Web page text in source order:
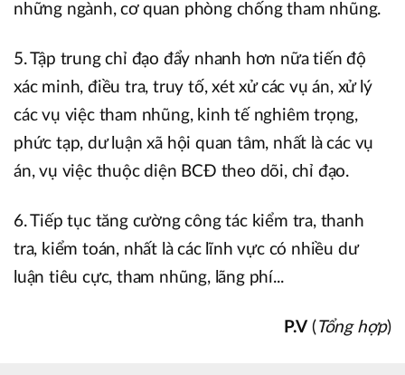
những ngành, cơ quan phòng chống tham nhũng.
5. Tập trung chỉ đạo đẩy nhanh hơn nữa tiến độ
xác minh, điều tra, truy tố, xét xử các vụ án, xử lý
các vụ việc tham nhũng, kinh tế nghiêm trọng,
phức tạp, dư luận xã hội quan tâm, nhất là các vụ
án, vụ việc thuộc diện BCĐ theo dõi, chỉ đạo.
6. Tiếp tục tăng cường công tác kiểm tra, thanh
tra, kiểm toán, nhất là các lĩnh vực có nhiều dư
luận tiêu cực, tham nhũng, lãng phí...
P.V ( Tổng hợp)